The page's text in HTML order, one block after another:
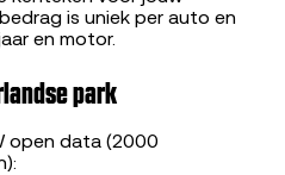
is uniek per auto en
en motor.
park
open data (2000